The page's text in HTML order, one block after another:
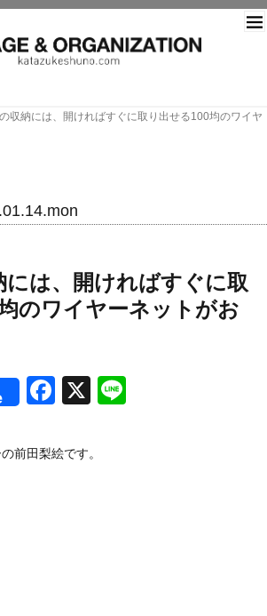
収納には、開ければすぐに取り出せる100均のワイヤ
には、開ければすぐに取
のワイヤーネットがお
Facebook
X
前田梨絵です。